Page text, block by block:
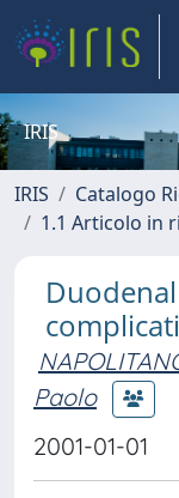
IRIS
IRIS Catalogo
1.1 Articolo in
Paolo
2001-01-01